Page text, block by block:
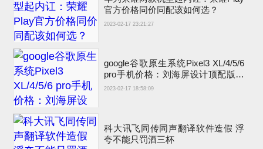
官方价格同价同配该如何选？
2023-02-17 23:21:27
google谷歌原生系统Pixel3 XL/4/5/6
pro手机价格：刘海屏设计顶配版曾
卖6900元
2023-02-17 18:58:09
科大讯飞同传同声翻译软件造假 浮
夸不能只罚酒三杯